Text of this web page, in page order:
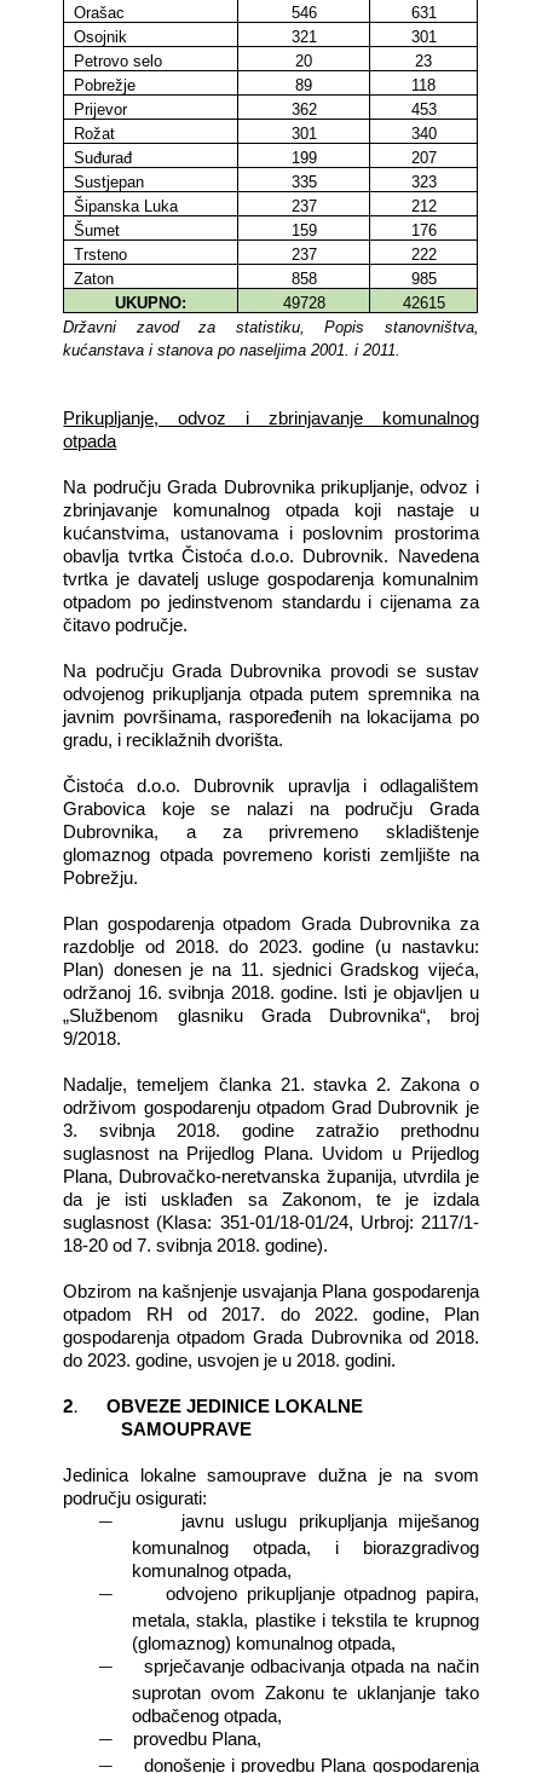
Orašac
546
631
Osojnik
321
301
Petrovo selo
20
23
Pobrežje
89
118
Prijevor
362
453
Rožat
301
340
Suđurađ
199
207
Sustjepan
335
323
Šipanska Luka
237
212
Šumet
159
176
Trsteno
237
222
Zaton
858
985
UKUPNO:
49728
42615
Državni zavod za statistiku, Popis stanovništva,
kućanstava i stanova po naseljima 2001. i 2011.
Prikupljanje, odvoz i zbrinjavanje komunalnog
otpada
Na području Grada Dubrovnika prikupljanje, odvoz i
zbrinjavanje komunalnog otpada koji nastaje u
kućanstvima, ustanovama i poslovnim prostorima
obavlja tvrtka Čistoća d.o.o. Dubrovnik. Navedena
tvrtka je davatelj usluge gospodarenja komunalnim
otpadom po jedinstvenom standardu i cijenama za
čitavo područje.
Na području Grada Dubrovnika provodi se sustav
odvojenog prikupljanja otpada putem spremnika na
javnim površinama, raspoređenih na lokacijama po
gradu, i reciklažnih dvorišta.
Čistoća d.o.o. Dubrovnik upravlja i odlagalištem
Grabovica koje se nalazi na području Grada
Dubrovnika, a za privremeno skladištenje
glomaznog otpada povremeno koristi zemljište na
Pobrežju.
Plan gospodarenja otpadom Grada Dubrovnika za
razdoblje od 2018. do 2023. godine (u nastavku:
Plan) donesen je na 11. sjednici Gradskog vijeća,
održanoj 16. svibnja 2018. godine.
Isti je objavljen u
„Službenom glasniku Grada Dubrovnika“, broj
9/2018.
Nadalje, temeljem članka 21. stavka 2. Zakona o
održivom gospodarenju otpadom Grad Dubrovnik je
3. svibnja 2018. godine zatražio prethodnu
suglasnost na Prijedlog Plana. Uvidom u Prijedlog
Plana, Dubrovačko-neretvanska županija, utvrdila je
da je isti usklađen sa Zakonom, te je izdala
suglasnost (Klasa: 351-01/18-01/24, Urbroj: 2117/1-
18-20 od 7. svibnja 2018. godine).
Obzirom na kašnjenje usvajanja Plana gospodarenja
otpadom RH od 2017. do 2022. godine, Plan
gospodarenja otpadom Grada Dubrovnika od 2018.
do 2023. godine, usvojen je u 2018. godini.
2.
OBVEZE JEDINICE LOKALNE
SAMOUPRAVE
Jedinica lokalne samouprave dužna je na svom
području osigurati:
―
javnu uslugu prikupljanja miješanog
komunalnog otpada, i biorazgradivog
komunalnog otpada,
―
odvojeno prikupljanje otpadnog papira,
metala, stakla, plastike i tekstila te krupnog
(glomaznog) komunalnog otpada,
―
sprječavanje odbacivanja otpada na način
suprotan ovom Zakonu te uklanjanje tako
odbačenog otpada,
― provedbu Plana,
― donošenje i provedbu Plana gospodarenja